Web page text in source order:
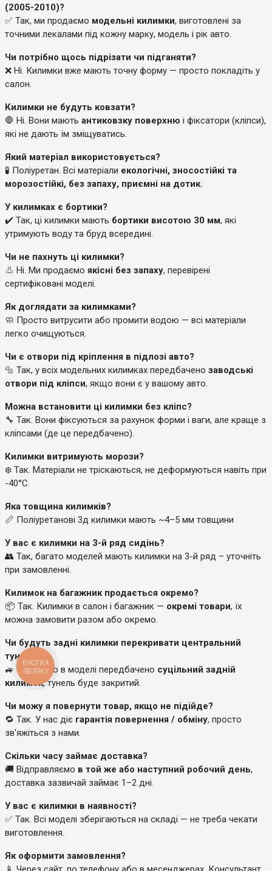
(2005-2010)?
✅ Так, ми продаємо модельні килимки, виготовлені за
точними лекалами під кожну марку, модель і рік авто.
Чи потрібно щось підрізати чи підганяти?
❌ Ні. Килимки вже мають точну форму — просто покладіть у
салон.
Килимки не будуть ковзати?
🛑 Ні. Вони мають антиковзку поверхню і фіксатори (кліпси),
які не дають їм зміщуватись.
Який матеріал використовується?
🧪 Поліуретан. Всі матеріали екологічні, зносостійкі та
морозостійкі, без запаху, приємні на дотик.
У килимках є бортики?
✔️ Так, ці килимки мають бортики висотою 30 мм, які
утримують воду та бруд всередині.
Чи не пахнуть ці килимки?
👃 Ні. Ми продаємо якісні без запаху, перевірені
сертифіковані моделі.
Як доглядати за килимками?
🧼 Просто витрусити або промити водою — всі матеріали
легко очищуються.
Чи є отвори під кріплення в підлозі авто?
🔩 Так, у всіх модельних килимках передбачено заводські
отвори під кліпси, якщо вони є у вашому авто.
Можна встановити ці килимки без кліпс?
🔧 Так. Вони фіксуються за рахунок форми і ваги, але краще з
кліпсами (де це передбачено).
Килимки витримують морози?
❄️ Так. Матеріали не тріскаються, не деформуються навіть при
-40°C.
Яка товщина килимків?
📏 Поліуретанові 3д килимки мають ~4–5 мм товщини
У вас є килимки на 3-й ряд сидінь?
👥 Так, багато моделей мають килимки на 3-й ряд – уточніть
при замовленні.
Килимок на багажник продається окремо?
📦 Так. Килимки в салон і багажник — окремі товари, їх
можна замовити разом або окремо.
Чи будуть задні килимки перекривати центральний
тунель?
🚙 Так, якщо в моделі передбачено суцільний задній
килимок, тунель буде закритий.
Чи можу я повернути товар, якщо не підійде?
🔁 Так. У нас діє гарантія повернення / обміну, просто
зв'яжіться з нами.
Скільки часу займає доставка?
🚚 Відправляємо в той же або наступний робочий день,
доставка зазвичай займає 1–2 дні.
У вас є килимки в наявності?
✅ Так. Всі моделі зберігаються на складі — не треба чекати
виготовлення.
Як оформити замовлення?
КНОПКА
ЗВ'ЯЗКУ